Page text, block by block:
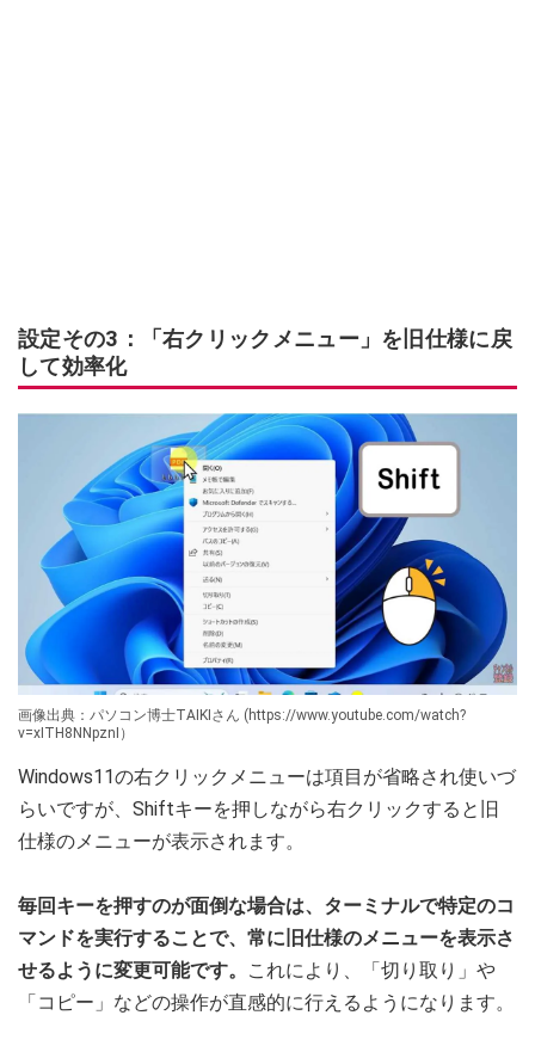
設定その3：「右クリックメニュー」を旧仕様に戻
して効率化
画像出典：パソコン博士TAIKIさん (https://www.youtube.com/watch?
v=xITH8NNpznI）
Windows11の右クリックメニューは項目が省略され使いづ
らいですが、Shiftキーを押しながら右クリックすると旧
仕様のメニューが表示されます。
毎回キーを押すのが面倒な場合は、ターミナルで特定のコ
マンドを実行することで、常に旧仕様のメニューを表示さ
せるように変更可能です。
これにより、「切り取り」や
「コピー」などの操作が直感的に行えるようになります。